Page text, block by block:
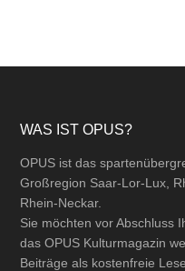
Footer
WAS IST OPUS?
OPUS ist das
Großregion Saar-Lor-Lux,
Rhein-Neckar.
Sie möchten vor Abschluss
das OPUS Kulturmagazin
Beiträge als kostenfreie